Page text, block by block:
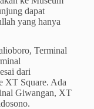
dapat
yang hanya
Terminal
dari
XT Square. Ada
Giwangan, XT